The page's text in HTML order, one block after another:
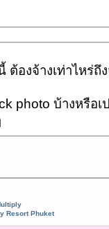
ต้องจ้างเท่าไหร่
photo บ้างหรือเ
Resort Phuket